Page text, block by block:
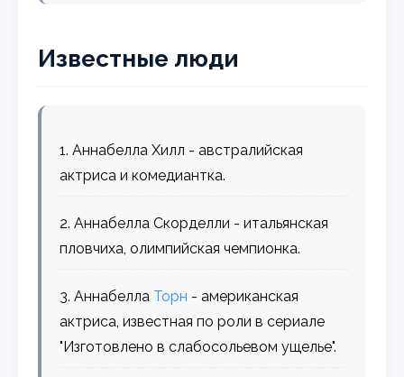
Известные люди
1. Аннабелла Хилл - австралийская
актриса и комедиантка.
2. Аннабелла Скорделли - итальянская
пловчиха, олимпийская чемпионка.
3. Аннабелла Торн - американская
актриса, известная по роли в сериале
"Изготовлено в слабосольевом ущелье".